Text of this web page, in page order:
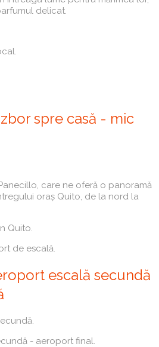
delicat.
spre casă - mic
care ne oferă o panoramă
oraș Quito, de la nord la
Quito.
de escală.
escală secundă
- aeroport final.